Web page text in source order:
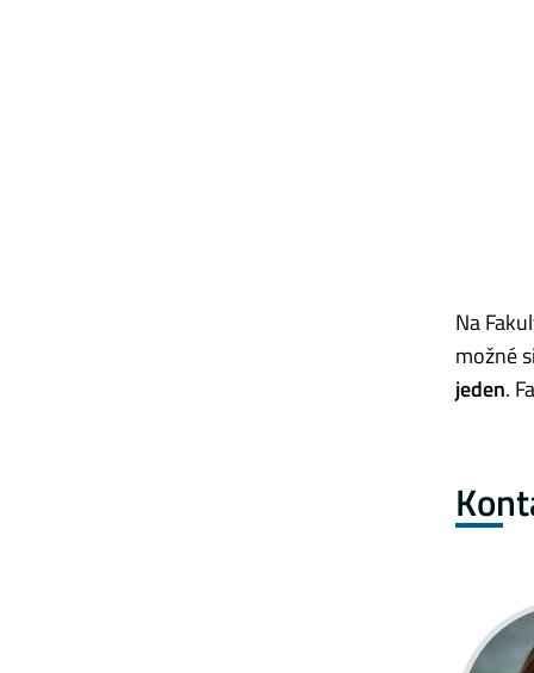
Na
možné
jeden.